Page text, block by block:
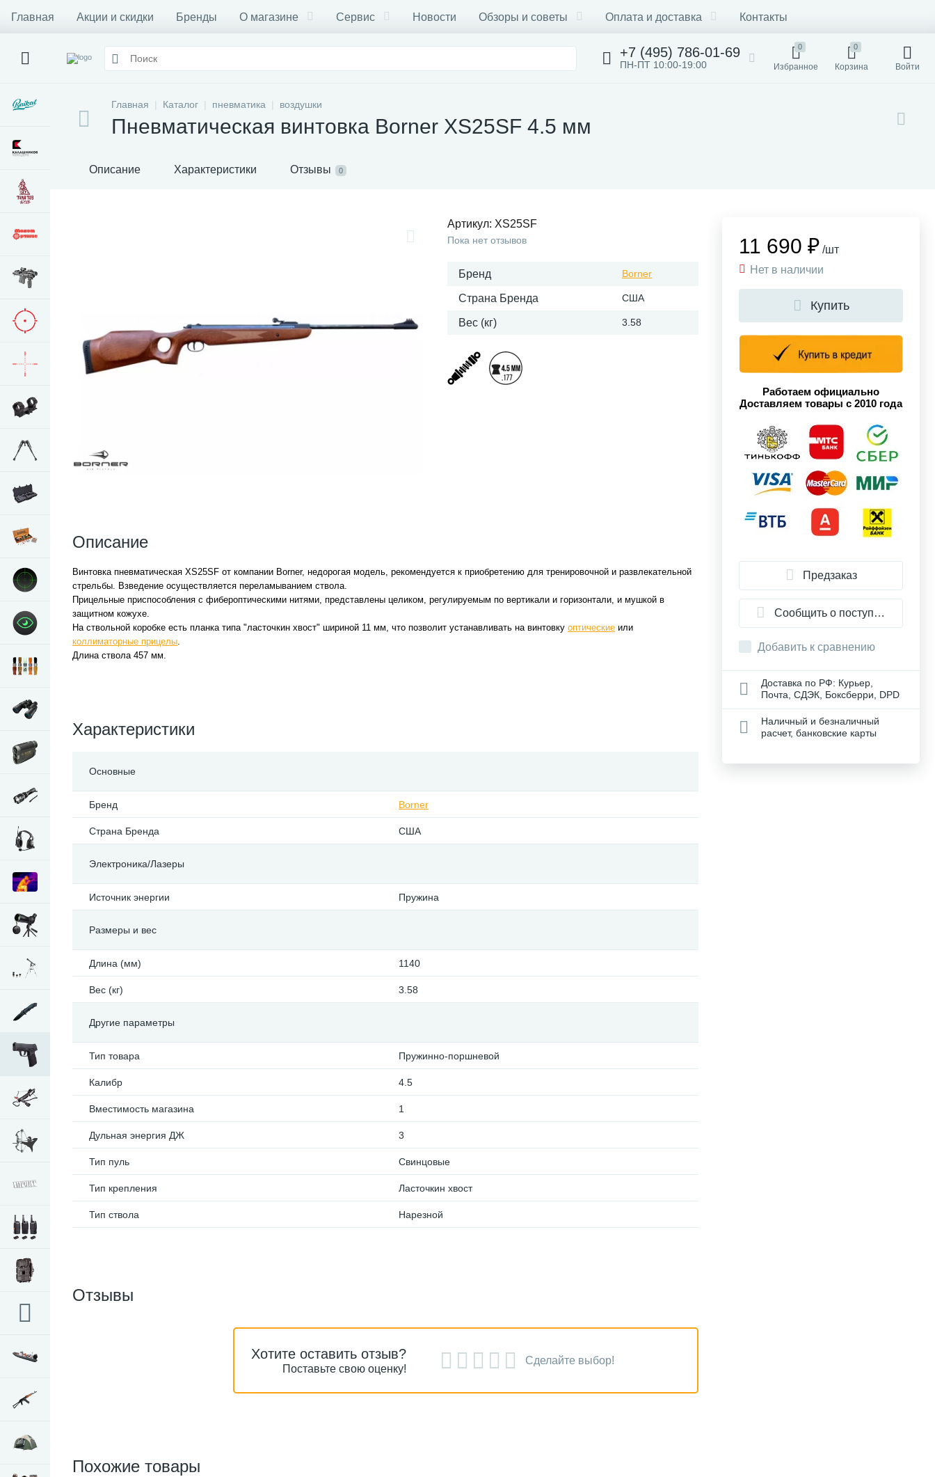
Главная Акции и скидки Бренды О магазине Сервис Новости Обзоры и советы Оплата и доставка Контакты
+7 (495) 786-01-69
ПН-ПТ 10:00-19:00
0
Избранное
0
Корзина Войти
Главная Каталог пневматика воздушки
Пневматическая винтовка Borner XS25SF 4.5 мм
Описание Характеристики Отзывы 0
Артикул: XS25SF
Пока нет отзывов
Бренд Borner
Страна Бренда США
Вес (кг) 3.58
Описание
Винтовка пневматическая XS25SF от компании Borner, недорогая модель, рекомендуется к приобретению для тренировочной и развлекательной
стрельбы. Взведение осуществляется переламыванием ствола.
Прицельные приспособления с фибероптическими нитями, представлены целиком, регулируемым по вертикали и горизонтали, и мушкой в
защитном кожухе.
На ствольной коробке есть планка типа "ласточкин хвост" шириной 11 мм, что позволит устанавливать на винтовку оптические или
коллиматорные прицелы.
Длина ствола 457 мм.
Характеристики
Основные
Бренд Borner
Страна Бренда США
Электроника/Лазеры
Источник энергии Пружина
Размеры и вес
Длина (мм) 1140
Вес (кг) 3.58
Другие параметры
Тип товара Пружинно-поршневой
Калибр 4.5
Вместимость магазина 1
Дульная энергия ДЖ 3
Тип пуль Свинцовые
Тип крепления Ласточкин хвост
Тип ствола Нарезной
11 690 ₽ /шт
Нет в наличии
Купить
Работаем официально
Доставляем товары с 2010 года
Предзаказ
Сообщить о поступлении
Добавить к сравнению
Доставка по РФ: Курьер,
Почта, СДЭК, Боксберри, DPD
Наличный и безналичный
расчет, банковские карты
Отзывы
Хотите оставить отзыв?
Поставьте свою оценку!
Сделайте выбор!
Похожие товары